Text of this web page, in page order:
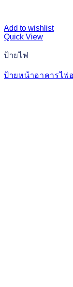
Add to wishlist
Quick View
ป้ายไฟ
ป้ายหน้าอาคารไฟ